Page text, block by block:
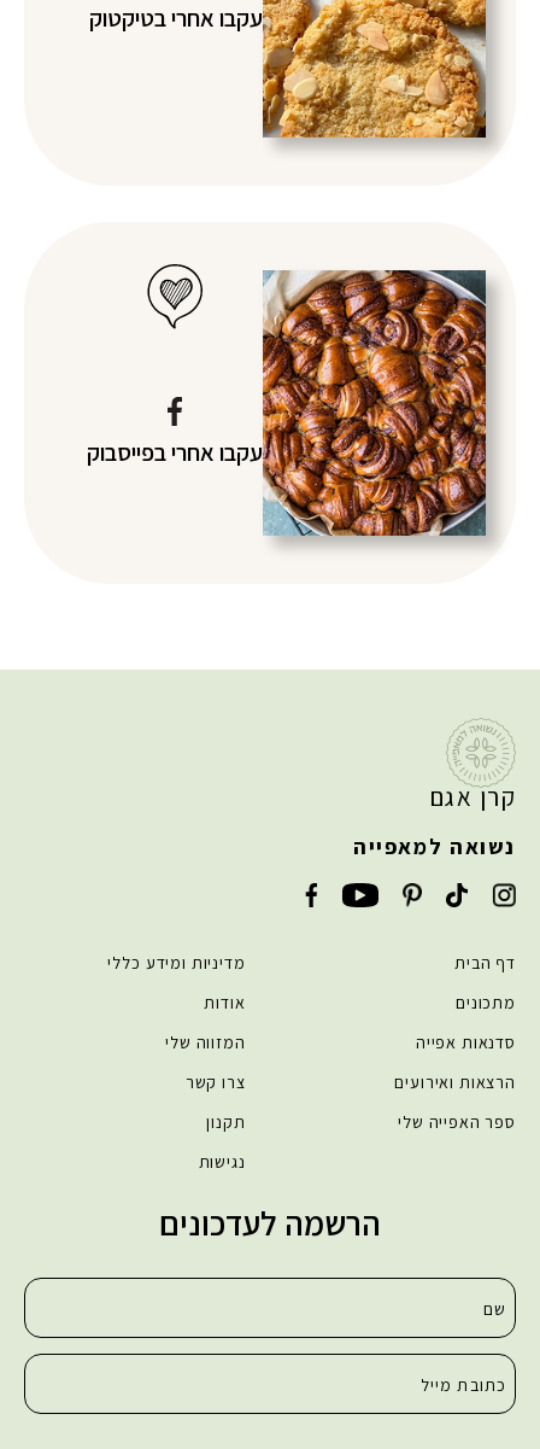
עקבו אחרי בטיקטוק
עקבו אחריבפייסבוק
קרן אגם
נשואה למאפייה
דף הבית
מתכונים
סדנאות אפייה
הרצאות ואירועים
ספר האפייה שלי
מדיניות ומידע כללי
אודות
המזווה שלי
צרו קשר
תקנון
נגישות
הרשמה לעדכונים